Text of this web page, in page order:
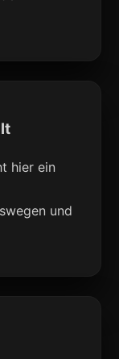
hier ein
und